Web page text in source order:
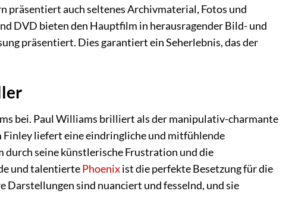
präsentiert auch seltenes Archivmaterial, Fotos und
DVD bieten den Hauptfilm in herausragender Bild- und
präsentiert. Dies garantiert ein Seherlebnis, das der
bei. Paul Williams brilliert als der manipulativ-charmante
Finley liefert eine eindringliche und mitfühlende
durch seine künstlerische Frustration und die
und talentiertePhoenixist die perfekte Besetzung für die
Darstellungen sind nuanciert und fesselnd, und sie